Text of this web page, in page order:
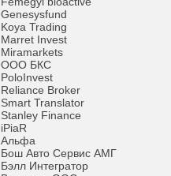
Genesysfund
Koya Trading
Marret Invest
Miramarkets
OOO БКС
PoloInvest
Reliance Broker
Smart Translator
Stanley Finance
iPiaR
Альфа
Бош Авто Сервис АМГ
Бэлл Интегратор